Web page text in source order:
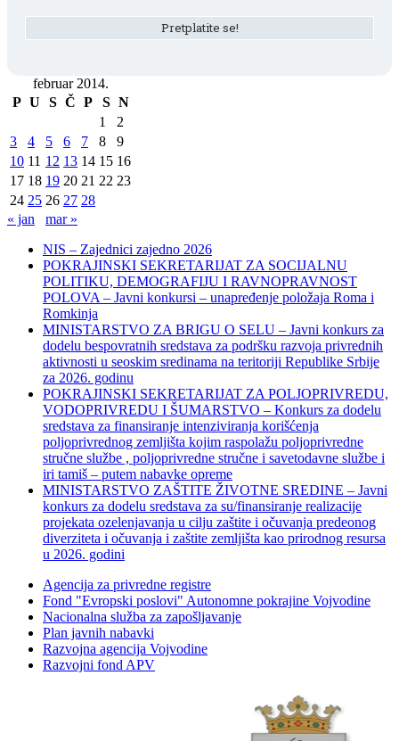
februar 2014.
P U S Č P S N
1
2
3
4 5 6 7 8
9
10 11 12 13 14 15 16
17 18 19 20 21 22 23
24 25 26 27 28
« jan
mar »
NIS – Zajednici zajedno 2026
POKRAJINSKI SEKRETARIJAT ZA SOCIJALNU
POLITIKU, DEMOGRAFIJU I RAVNOPRAVNOST
POLOVA – Javni konkursi – unapređenje položaja Roma i
Romkinja
MINISTARSTVO ZA BRIGU O SELU – Javni konkurs za
dodelu bespovratnih sredstava za podršku razvoja privrednih
aktivnosti u seoskim sredinama na teritoriji Republike Srbije
za 2026. godinu
POKRAJINSKI SEKRETARIJAT ZA POLJOPRIVREDU,
VODOPRIVREDU I ŠUMARSTVO – Konkurs za dodelu
sredstava za finansiranje intenziviranja korišćenja
poljoprivrednog zemljišta kojim raspolažu poljoprivredne
stručne službe , poljoprivredne stručne i savetodavne službe i
iri tamiš ‒ putem nabavke opreme
MINISTARSTVO ZAŠTITE ŽIVOTNE SREDINE – Javni
konkurs za dodelu sredstava za su/finansiranje realizacije
projekata ozelenjavanja u cilju zaštite i očuvanja predeonog
diverziteta i očuvanja i zaštite zemljišta kao prirodnog resursa
u 2026. godini
Agencija za privredne registre
Fond "Evropski poslovi" Autonomne pokrajine Vojvodine
Nacionalna služba za zapošljavanje
Plan javnih nabavki
Razvojna agencija Vojvodine
Razvojni fond APV